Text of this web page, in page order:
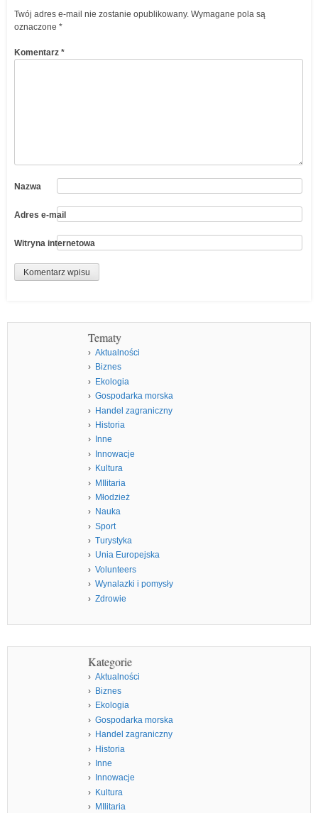
Twój adres e-mail nie zostanie opublikowany. Wymagane pola są
oznaczone *
Komentarz *
Nazwa
Adres e-mail
Witryna internetowa
Tematy
Aktualności
Biznes
Ekologia
Gospodarka morska
Handel zagraniczny
Historia
Inne
Innowacje
Kultura
MIlitaria
Młodzież
Nauka
Sport
Turystyka
Unia Europejska
Volunteers
Wynalazki i pomysły
Zdrowie
Kategorie
Aktualności
Biznes
Ekologia
Gospodarka morska
Handel zagraniczny
Historia
Inne
Innowacje
Kultura
MIlitaria